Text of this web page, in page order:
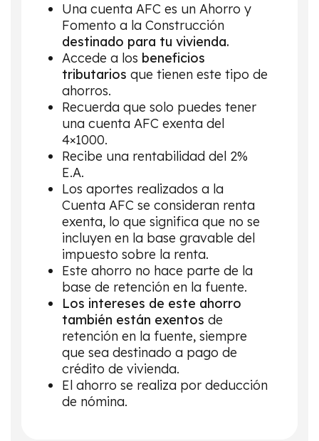
Una cuenta AFC es un Ahorro y
Fomento a la Construcción
destinado para tu vivienda.
Accede a los beneficios
tributarios que tienen este tipo de
ahorros.
Recuerda que solo puedes tener
una cuenta AFC exenta del
4×1000.
Recibe una rentabilidad del 2%
E.A.
Los aportes realizados a la
Cuenta AFC se consideran renta
exenta, lo que significa que no se
incluyen en la base gravable del
impuesto sobre la renta.
Este ahorro no hace parte de la
base de retención en la fuente.
Los intereses de este ahorro
también están exentos de
retención en la fuente, siempre
que sea destinado a pago de
crédito de vivienda.
El ahorro se realiza por deducción
de nómina.